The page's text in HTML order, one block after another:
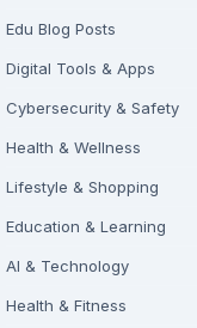
Edu Blog Posts
Digital Tools & Apps
Cybersecurity & Safety
Health & Wellness
Lifestyle & Shopping
Education & Learning
AI & Technology
Health & Fitness